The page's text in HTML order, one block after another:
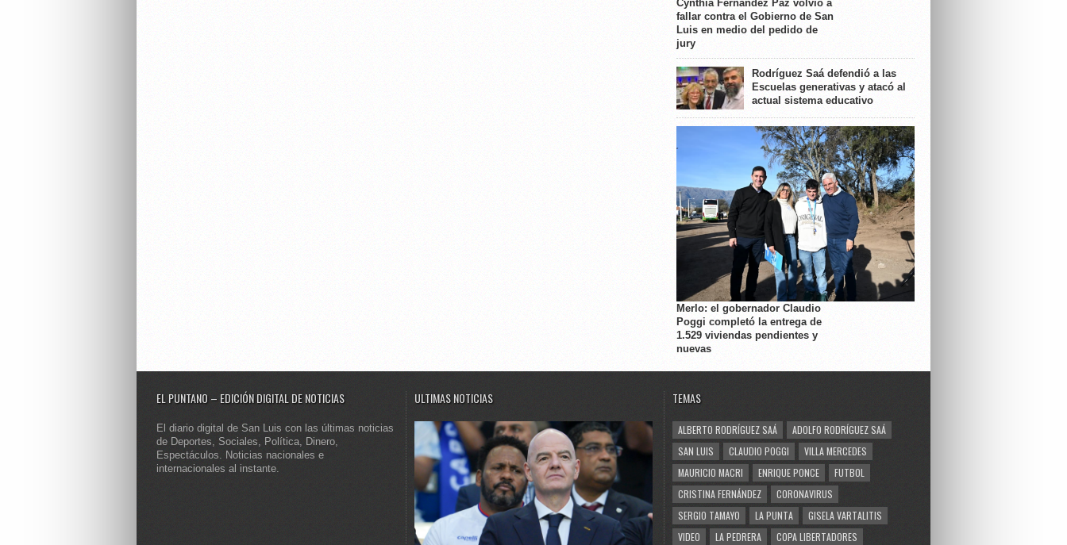
Cynthia Fernández Paz volvió a
fallar contra el Gobierno de San
Luis en medio del pedido de
jury
Rodríguez Saá defendió a las
Escuelas generativas y atacó al
actual sistema educativo
Merlo: el gobernador Claudio
Poggi completó la entrega de
1.529 viviendas pendientes y
nuevas
EL PUNTANO – EDICIÓN DIGITAL DE NOTICIAS
El diario digital de San Luis con las últimas noticias
de Deportes, Sociales, Política, Dinero,
Espectáculos. Noticias nacionales e
internacionales al instante.
ULTIMAS NOTICIAS TEMAS
ALBERTO RODRÍGUEZ SAÁ
ADOLFO RODRÍGUEZ SAÁ
SAN LUIS
CLAUDIO POGGI
VILLA MERCEDES
MAURICIO MACRI
ENRIQUE PONCE
FUTBOL
CRISTINA FERNÁNDEZ
CORONAVIRUS
SERGIO TAMAYO
LA PUNTA
GISELA VARTALITIS
VIDEO
LA PEDRERA
COPA LIBERTADORES